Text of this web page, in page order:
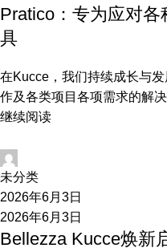
Pratico：专为应对
具
在Kucce，我们持续成长与
作及各类项目各项需求的解
继续阅读
未分类
2026年6月3日
2026年6月3日
Bellezza Kucce焕新